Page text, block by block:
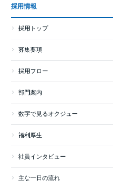
採用情報
採用トップ
募集要項
採用フロー
部門案内
数字で見るオクジュー
福利厚生
社員インタビュー
主な一日の流れ